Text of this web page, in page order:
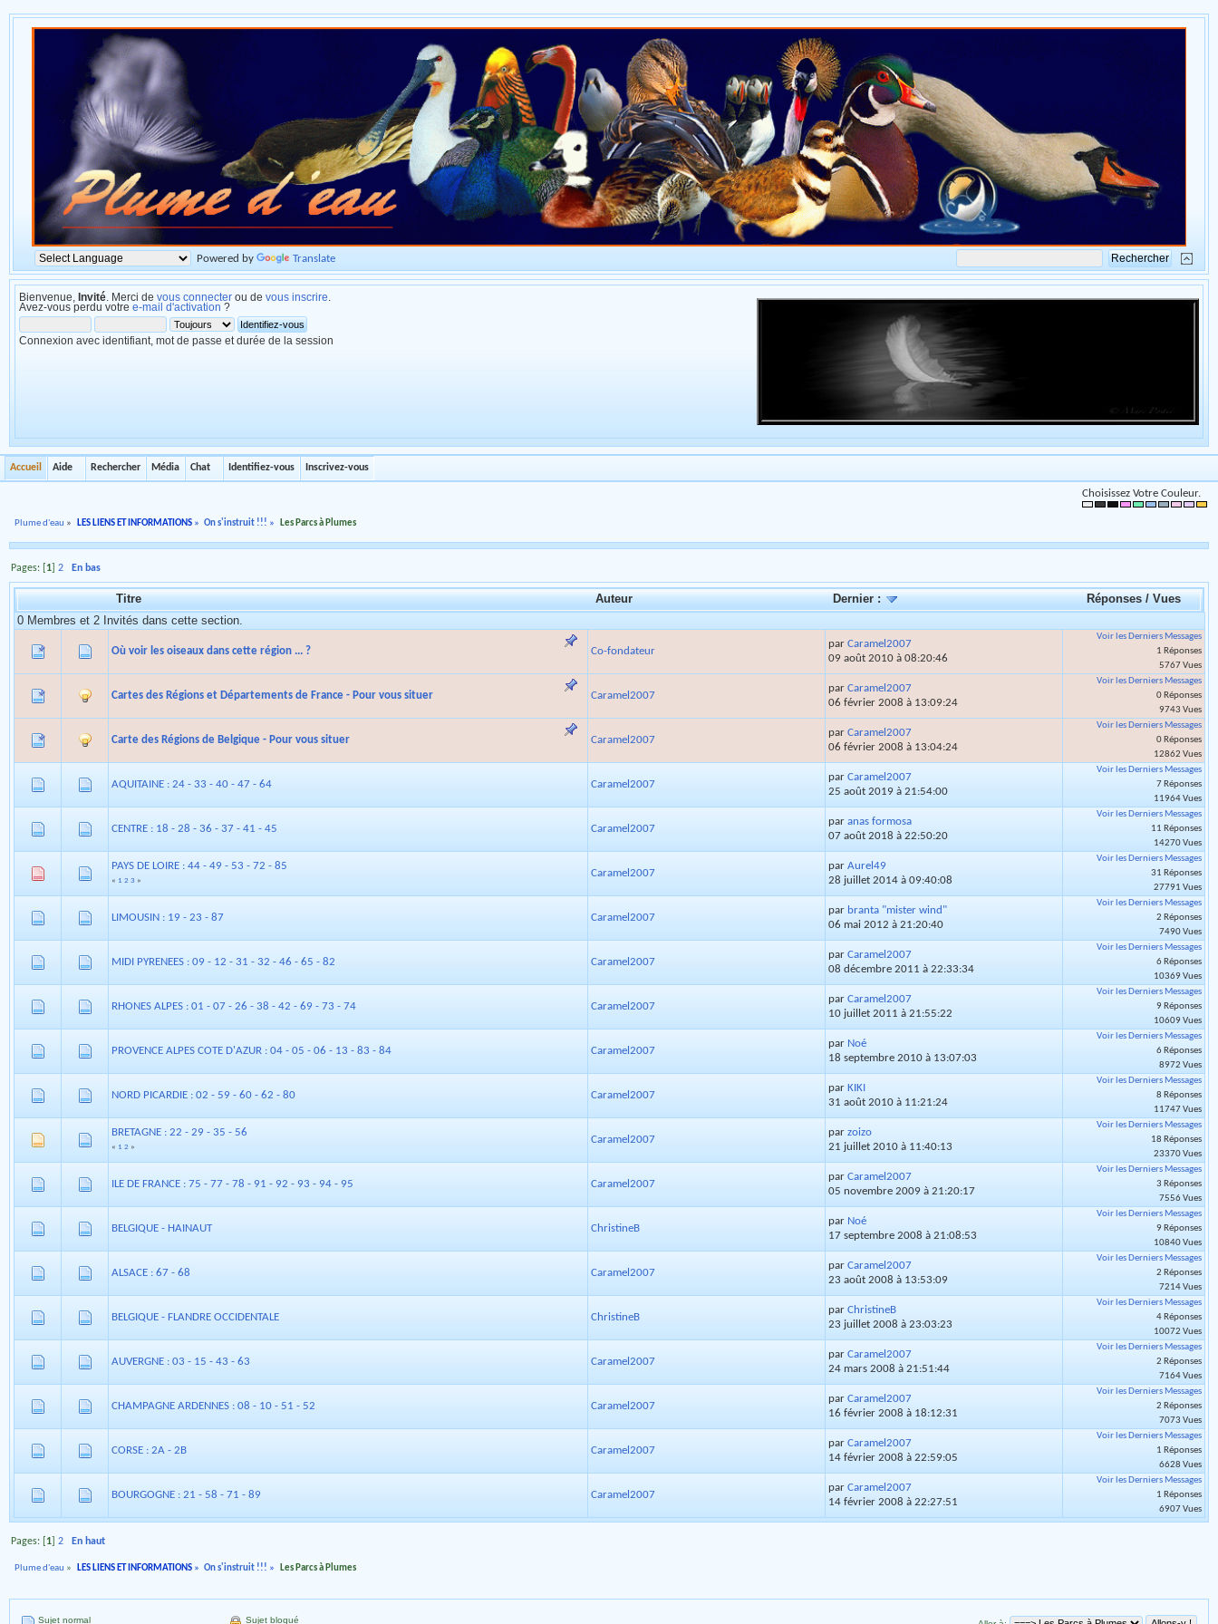
Powered by Translate
Bienvenue, Invité . Merci de vous connecter ou de vous inscrire
Avez-vous perdu votre e-mail d'activation ?
Connexion avec identifiant, mot de passe et durée de la session
Accueil Aide Rechercher Média Chat Identifiez-vous Inscrivez-vous
Choisissez Votre Couleur.
Plume d'eau » LES LIENS ET INFORMATIONS» On s'instruit !!! » Les Parcs à Plumes
Pages: [ 1 ]2 En bas
Titre Auteur Dernier : Réponses/Vues
0 Membres et 2 Invités dans cette section.
Où voir les oiseaux dans cette région ... ? Co-fondateur
par Caramel2007
09 août 2010 à 08:20:46
Voir les Derniers Messages
1 Réponses
5767 Vues
Cartes des Régions et Départements de France - Pour vous situer Caramel2007
par Caramel2007
06 février 2008 à 13:09:24
Voir les Derniers Messages
0 Réponses
9743 Vues
Carte des Régions de Belgique - Pour vous situer Caramel2007
par Caramel2007
06 février 2008 à 13:04:24
Voir les Derniers Messages
0 Réponses
12862 Vues
AQUITAINE : 24 - 33 - 40 - 47 - 64 Caramel2007
par Caramel2007
25 août 2019 à 21:54:00
Voir les Derniers Messages
7 Réponses
11964 Vues
CENTRE : 18 - 28 - 36 - 37 - 41 - 45 Caramel2007
par anas formosa
07 août 2018 à 22:50:20
Voir les Derniers Messages
11 Réponses
14270 Vues
PAYS DE LOIRE : 44 - 49 - 53 - 72 - 85
« 1 2 3 »
Caramel2007
par Aurel49
28 juillet 2014 à 09:40:08
Voir les Derniers Messages
31 Réponses
27791 Vues
LIMOUSIN : 19 - 23 - 87 Caramel2007
par branta "mister wind"
06 mai 2012 à 21:20:40
Voir les Derniers Messages
2 Réponses
7490 Vues
MIDI PYRENEES : 09 - 12 - 31 - 32 - 46 - 65 - 82 Caramel2007
par Caramel2007
08 décembre 2011 à 22:33:34
Voir les Derniers Messages
6 Réponses
10369 Vues
RHONES ALPES : 01 - 07 - 26 - 38 - 42 - 69 - 73 - 74 Caramel2007
par Caramel2007
10 juillet 2011 à 21:55:22
Voir les Derniers Messages
9 Réponses
10609 Vues
PROVENCE ALPES COTE D'AZUR : 04 - 05 - 06 - 13 - 83 - 84 Caramel2007
par Noé
18 septembre 2010 à 13:07:03
Voir les Derniers Messages
6 Réponses
8972 Vues
NORD PICARDIE : 02 - 59 - 60 - 62 - 80 Caramel2007
par KIKI
31 août 2010 à 11:21:24
Voir les Derniers Messages
8 Réponses
11747 Vues
BRETAGNE : 22 - 29 - 35 - 56
« 1 2 »
Caramel2007
par zoizo
21 juillet 2010 à 11:40:13
Voir les Derniers Messages
18 Réponses
23370 Vues
ILE DE FRANCE : 75 - 77 - 78 - 91 - 92 - 93 - 94 - 95 Caramel2007
par Caramel2007
05 novembre 2009 à 21:20:17
Voir les Derniers Messages
3 Réponses
7556 Vues
BELGIQUE - HAINAUT ChristineB
par Noé
17 septembre 2008 à 21:08:53
Voir les Derniers Messages
9 Réponses
10840 Vues
ALSACE : 67 - 68 Caramel2007
par Caramel2007
23 août 2008 à 13:53:09
Voir les Derniers Messages
2 Réponses
7214 Vues
BELGIQUE - FLANDRE OCCIDENTALE ChristineB
par ChristineB
23 juillet 2008 à 23:03:23
Voir les Derniers Messages
4 Réponses
10072 Vues
AUVERGNE : 03 - 15 - 43 - 63 Caramel2007
par Caramel2007
24 mars 2008 à 21:51:44
Voir les Derniers Messages
2 Réponses
7164 Vues
CHAMPAGNE ARDENNES : 08 - 10 - 51 - 52 Caramel2007
par Caramel2007
16 février 2008 à 18:12:31
Voir les Derniers Messages
2 Réponses
7073 Vues
CORSE : 2A - 2B Caramel2007
par Caramel2007
14 février 2008 à 22:59:05
Voir les Derniers Messages
1 Réponses
6628 Vues
BOURGOGNE : 21 - 58 - 71 - 89 Caramel2007
par Caramel2007
14 février 2008 à 22:27:51
Voir les Derniers Messages
1 Réponses
6907 Vues
Pages: [ 1 ]2 En haut
Plume d'eau » LES LIENS ET INFORMATIONS» On s'instruit !!! » Les Parcs à Plumes
Sujet normal Sujet bloqué